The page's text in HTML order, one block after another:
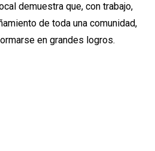
demuestra que, con trabajo,
de toda una comunidad,
en grandes logros.